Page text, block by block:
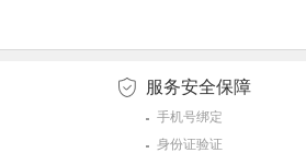
服务安全保障
手机号绑定
身份证验证